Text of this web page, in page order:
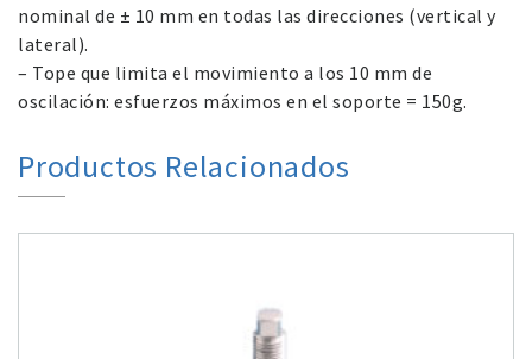
nominal de ± 10 mm en todas las direcciones (vertical y
lateral).
– Tope que limita el movimiento a los 10 mm de
oscilación: esfuerzos máximos en el soporte = 150g.
Productos Relacionados